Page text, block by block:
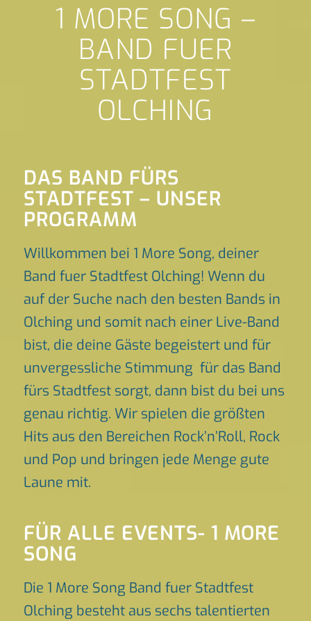
1 MORE SONG –
BAND FUER
STADTFEST
OLCHING
DAS BAND FÜRS
STADTFEST – UNSER
PROGRAMM
Willkommen bei 1 More Song, deiner
Band fuer Stadtfest Olching! Wenn du
auf der Suche nach den besten Bands in
Olching und somit nach einer Live-Band
bist, die deine Gäste begeistert und für
unvergessliche Stimmung für das Band
fürs Stadtfest sorgt, dann bist du bei uns
genau richtig. Wir spielen die größten
Hits aus den Bereichen Rock’n’Roll, Rock
und Pop und bringen jede Menge gute
Laune mit.
FÜR ALLE EVENTS- 1 MORE
SONG
Die 1 More Song Band fuer Stadtfest
Olching besteht aus sechs talentierten